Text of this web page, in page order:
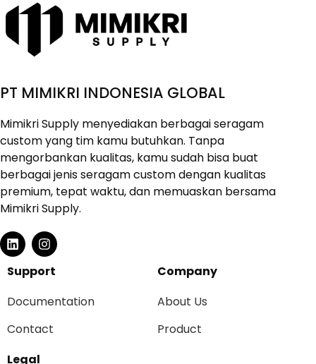
PT MIMIKRI INDONESIA GLOBAL
Mimikri Supply menyediakan berbagai seragam
custom yang tim kamu butuhkan. Tanpa
mengorbankan kualitas, kamu sudah bisa buat
berbagai jenis seragam custom dengan kualitas
premium, tepat waktu, dan memuaskan bersama
Mimikri Supply.
Support
Documentation
Contact
Company
About Us
Product
Legal